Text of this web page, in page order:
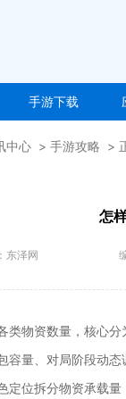
手游下载
中心 手游攻略
怎
东泽网
类物资数量，核心
容量、对局阶段动
定位拆分物资承载量